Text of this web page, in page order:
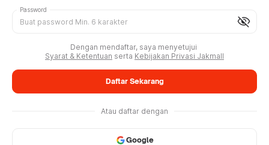
visibility_off
Password
Dengan mendaftar, saya menyetujui
Syarat & Ketentuan serta Kebijakan Privasi Jakmall
Daftar Sekarang
Atau daftar dengan
Google